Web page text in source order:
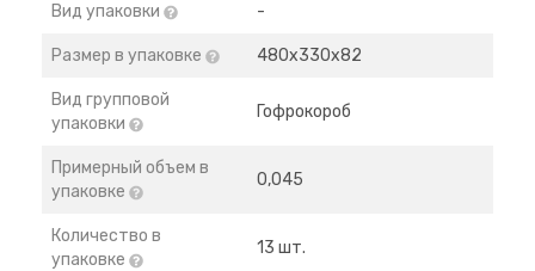
Вид упаковки -
Размер в упаковке 480х330х82
Вид групповой
упаковки
Гофрокороб
Примерный объем в
упаковке
0,045
Количество в
упаковке
13 шт.